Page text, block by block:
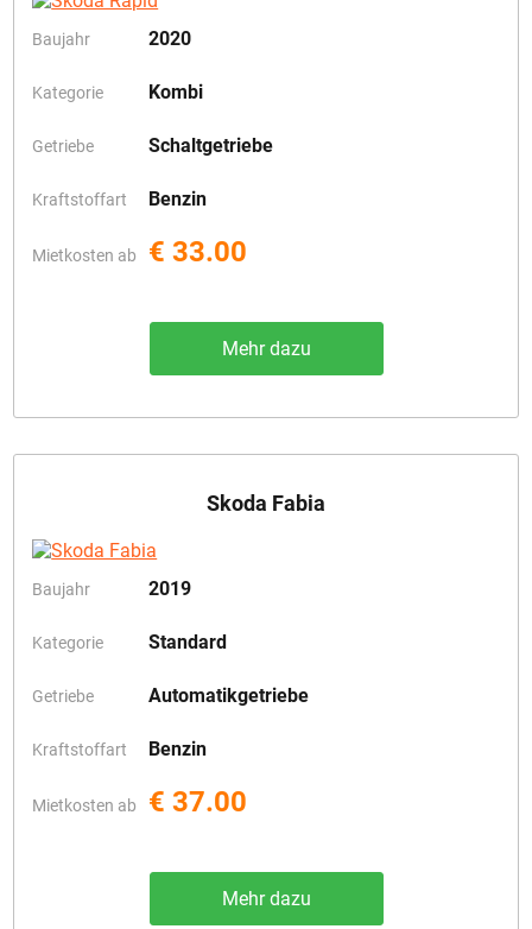
Baujahr 2020
Kategorie Kombi
Getriebe Schaltgetriebe
Kraftstoffart Benzin
Mietkosten ab € 33.00
Mehr dazu
Skoda Fabia
Baujahr 2019
Kategorie Standard
Getriebe Automatikgetriebe
Kraftstoffart Benzin
Mietkosten ab € 37.00
Mehr dazu